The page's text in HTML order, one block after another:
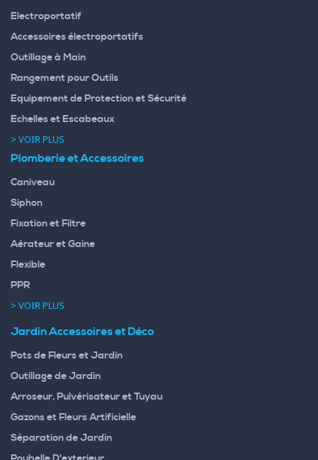
Electroportatif
Accessoires électroportatifs
Outillage à Main
Rangement pour Outils
Equipement de Protection et Sécurité
Echelles et Escabeaux
> VOIR PLUS
Plomberie et Accessoires
Caniveau
Siphon
Fixation et Filtre
Aérateur et Gaine
Flexible
PPR
> VOIR PLUS
Jardin Accessoires et Déco
Pots de Fleurs et Jardin
Outillage de Jardin
Arroseur, Pulvérisateur et Tuyau
Gazons et Fleurs Artificielle
Séparation de Jardin